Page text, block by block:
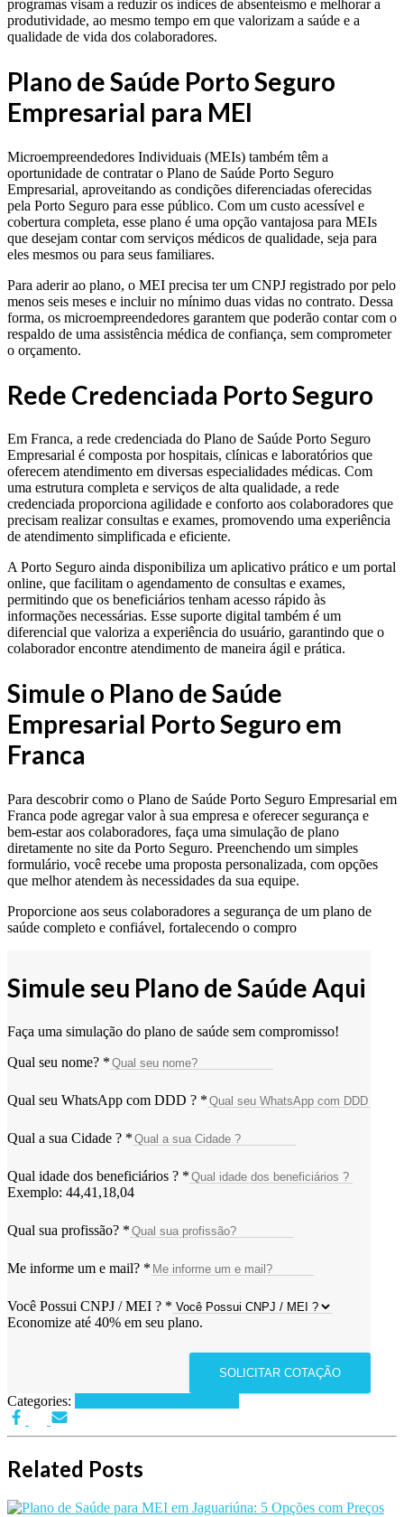
programas visam a reduzir os índices de absenteísmo e melhorar a
produtividade, ao mesmo tempo em que valorizam a saúde e a
qualidade de vida dos colaboradores.
Plano de Saúde Porto Seguro
Empresarial para MEI
Microempreendedores Individuais (MEIs) também têm a
oportunidade de contratar o Plano de Saúde Porto Seguro
Empresarial, aproveitando as condições diferenciadas oferecidas
pela Porto Seguro para esse público. Com um custo acessível e
cobertura completa, esse plano é uma opção vantajosa para MEIs
que desejam contar com serviços médicos de qualidade, seja para
eles mesmos ou para seus familiares.
Para aderir ao plano, o MEI precisa ter um CNPJ registrado por pelo
menos seis meses e incluir no mínimo duas vidas no contrato. Dessa
forma, os microempreendedores garantem que poderão contar com o
respaldo de uma assistência médica de confiança, sem comprometer
o orçamento.
Rede Credenciada Porto Seguro
Em Franca, a rede credenciada do Plano de Saúde Porto Seguro
Empresarial é composta por hospitais, clínicas e laboratórios que
oferecem atendimento em diversas especialidades médicas. Com
uma estrutura completa e serviços de alta qualidade, a rede
credenciada proporciona agilidade e conforto aos colaboradores que
precisam realizar consultas e exames, promovendo uma experiência
de atendimento simplificada e eficiente.
A Porto Seguro ainda disponibiliza um aplicativo prático e um portal
online, que facilitam o agendamento de consultas e exames,
permitindo que os beneficiários tenham acesso rápido às
informações necessárias. Esse suporte digital também é um
diferencial que valoriza a experiência do usuário, garantindo que o
colaborador encontre atendimento de maneira ágil e prática.
Simule o Plano de Saúde
Empresarial Porto Seguro em
Franca
Para descobrir como o Plano de Saúde Porto Seguro Empresarial em
Franca pode agregar valor à sua empresa e oferecer segurança e
bem-estar aos colaboradores, faça uma simulação de plano
diretamente no site da Porto Seguro. Preenchendo um simples
formulário, você recebe uma proposta personalizada, com opções
que melhor atendem às necessidades da sua equipe.
Proporcione aos seus colaboradores a segurança de um plano de
saúde completo e confiável, fortalecendo o compro
Simule seu Plano de Saúde Aqui
Faça uma simulação do plano de saúde sem compromisso!
Qual seu nome? *
Qual seu WhatsApp com DDD ? *
Qual a sua Cidade ? *
Qual idade dos beneficiários ? *
Exemplo: 44,41,18,04
Qual sua profissão? *
Me informe um e mail? *
Você Possui CNPJ / MEI ? *
Economize até 40% em seu plano.
SOLICITAR COTAÇÃO
Categories:
Related Posts